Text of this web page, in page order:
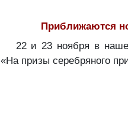
Приближаются
22 и 23 ноября в
«На призы серебряного